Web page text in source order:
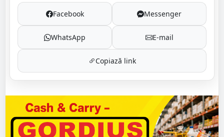
Facebook Messenger
WhatsApp E-mail
Copiază link